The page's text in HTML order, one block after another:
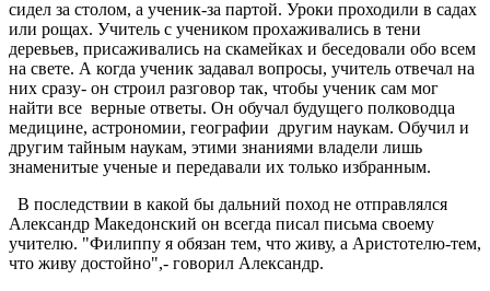
сидел за столом, а ученик-за партой. Уроки проходили в садах
или рощах. Учитель с учеником прохаживались в тени
деревьев, присаживались на скамейках и беседовали обо всем
на свете. А когда ученик задавал вопросы, учитель отвечал на
них сразу- он строил разговор так, чтобы ученик сам мог
найти все верные ответы. Он обучал будущего полководца
медицине, астрономии, географии другим наукам. Обучил и
другим тайным наукам, этими знаниями владели лишь
знаменитые ученые и передавали их только избранным.
В последствии в какой бы дальний поход не отправлялся
Александр Македонский он всегда писал письма своему
учителю. "Филиппу я обязан тем, что живу, а Аристотелю-тем,
что живу достойно",- говорил Александр.